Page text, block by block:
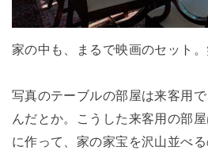
家の中も、まるで映画のセット
写真のテーブルの部屋は来客用
んだとか。こうした来客用の部
に作って、家の家宝を沢山並べ